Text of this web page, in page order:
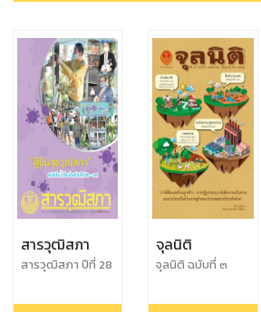
สารวุฒิสภา
สารวุฒิสภา ปีที่ 28
พฤษภาคม 2563
จุลนิติ
จุลนิติ ฉบับที่ ๓
มิถุนายน พ.ศ.